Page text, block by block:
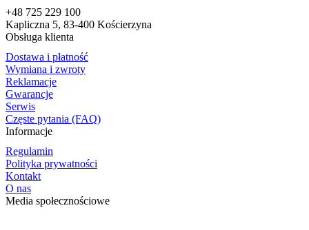
+48 725 229 100
Kapliczna 5, 83-400 Kościerzyna
Obsługa klienta
Dostawa i płatność
Wymiana i zwroty
Reklamacje
Gwarancje
Serwis
Częste pytania (FAQ)
Informacje
Regulamin
Polityka prywatności
Kontakt
O nas
Media społecznościowe